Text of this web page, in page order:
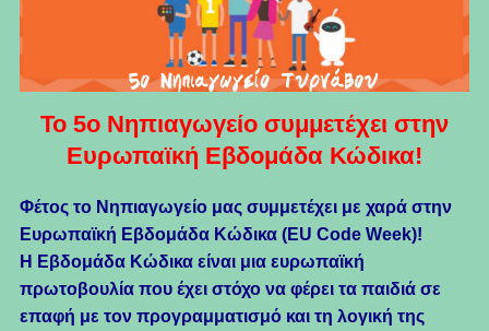
Το 5ο Νηπιαγωγείο συμμετέχει στην
Ευρωπαϊκή Εβδομάδα Κώδικα!
Φέτος το Νηπιαγωγείο μας συμμετέχει με χαρά στην
Ευρωπαϊκή Εβδομάδα Κώδικα (EU Code Week)!
Η Εβδομάδα Κώδικα είναι μια ευρωπαϊκή
πρωτοβουλία που έχει στόχο να φέρει τα παιδιά σε
επαφή με τον προγραμματισμό και τη λογική της